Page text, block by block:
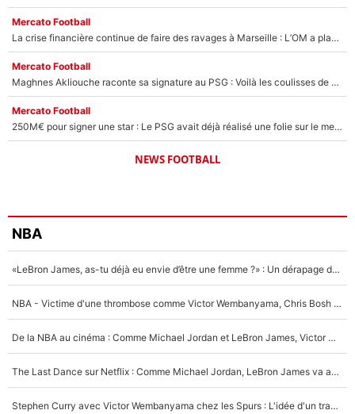
Mercato Football
La crise financière continue de faire des ravages à Marseille : L’OM a placé 12 joueurs sur le marché des transferts… et ça pourrait lui rapporter près de 100M€ !
Mercato Football
Maghnes Akliouche raconte sa signature au PSG : Voilà les coulisses de son transfert de rêve à 50M€
Mercato Football
250M€ pour signer une star : Le PSG avait déjà réalisé une folie sur le mercato bien avant Neymar !
NEWS FOOTBALL
NBA
«LeBron James, as-tu déjà eu envie d’être une femme ?» : Un dérapage de Donald Trump sur la superstar de la NBA refait surface
NBA - Victime d'une thrombose comme Victor Wembanyama, Chris Bosh prévient le Français des risques sur sa santé : «J’ai failli mourir sur le coup et j’ai été ramené à la vie»
De la NBA au cinéma : Comme Michael Jordan et LeBron James, Victor Wembanyama rêve d'une carrière d'acteur !
The Last Dance sur Netflix : Comme Michael Jordan, LeBron James va avoir le droit à sa série !
Stephen Curry avec Victor Wembanyama chez les Spurs : L'idée d'un trade historique est lancée en NBA !